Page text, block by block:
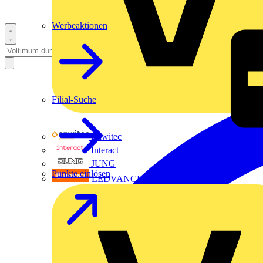
Enwitec
Interact
JUNG
LEDVANCE
Werbeaktionen
Filial-Suche
Punkte einlösen